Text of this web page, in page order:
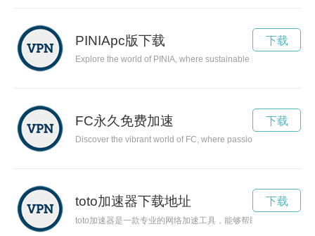
PINIApc版下载
Explore the world of PINIA, where sustainable living takes
下载
FC永久免费加速
Discover the vibrant world of FC, where passionate fans
下载
toto加速器下载地址
toto加速器是一款专业的网络加速工具，能够帮助用户解决网
下载